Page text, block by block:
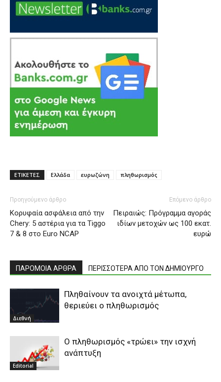
ΕΤΙΚΕΤΕΣ Ελλάδα ευρωζώνη πληθωρισμός
Προηγούμενο άρθρο
Κορυφαία ασφάλεια από την
Chery: 5 αστέρια για τα Tiggo
7 & 8 στο Euro NCAP
Επόμενο άρθρο
Πειραιώς: Πρόγραμμα αγοράς
ιδίων μετοχών ως 100 εκατ.
ευρώ
ΠΑΡΟΜΟΙΑ ΑΡΘΡΑ ΠΕΡΙΣΣΟΤΕΡΑ ΑΠΟ ΤΟΝ ΔΗΜΙΟΥΡΓΟ
Διεθνή
Πληθαίνουν τα ανοιχτά μέτωπα,
θεριεύει ο πληθωρισμός
Editorial
Ο πληθωρισμός «τρώει» την ισχνή
ανάπτυξη